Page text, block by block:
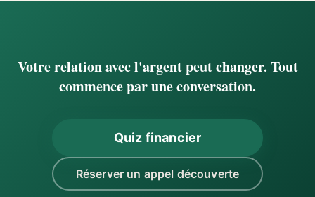
Votre relation avec l'argent peut changer. Tout
commence par une conversation.
Quiz financier
Réserver un appel découverte